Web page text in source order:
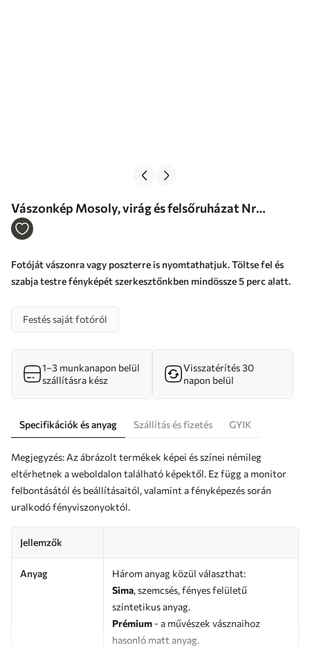
Vászonkép Mosoly, virág és felsőruházat Nr
s33284
Fotóját vászonra vagy poszterre is nyomtathatjuk. Töltse fel és
szabja testre fényképét szerkesztőnkben mindössze 5 perc alatt.
Festés saját fotóról
1–3 munkanapon belül
szállításra kész
Visszatérítés 30
napon belül
Specifikációk és anyag Szállítás és fizetés GYIK
Megjegyzés: Az ábrázolt termékek képei és színei némileg
eltérhetnek a weboldalon található képektől. Ez függ a monitor
felbontásától és beállításaitól, valamint a fényképezés során
uralkodó fényviszonyoktól.
Jellemzők
Anyag
Három anyag közül választhat:
Sima, szemcsés, fényes felületű
szintetikus anyag.
Prémium - a művészek vásznaihoz
hasonló matt anyag.